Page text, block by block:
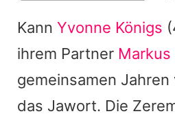
Kann Yvonne Königs
ihrem Partner Markus
gemeinsamen
das Jawort. Die